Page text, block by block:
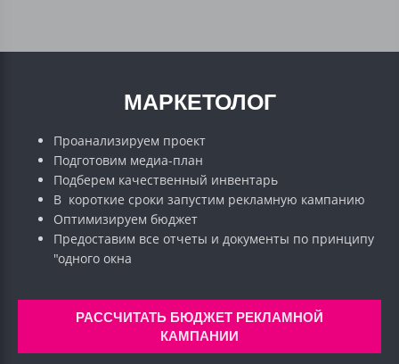
МАРКЕТОЛОГ
Проанализируем проект
Подготовим медиа-план
Подберем качественный инвентарь
В короткие сроки запустим рекламную кампанию
Оптимизируем бюджет
Предоставим все отчеты и документы по принципу
"одного окна
РАССЧИТАТЬ БЮДЖЕТ РЕКЛАМНОЙ
КАМПАНИИ